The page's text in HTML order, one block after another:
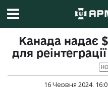
Канада надає
для
16 Червня 2024,